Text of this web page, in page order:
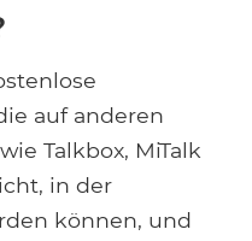
auf anderen
Talkbox, MiTalk
in der
können, und